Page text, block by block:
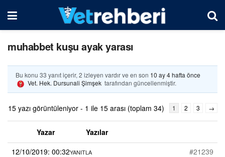
muhabbet kuşu ayak yarası
Bu konu 33 yanıt içerir, 2 izleyen vardır ve en son 10 ay 4 hafta önce
Vet. Hek. Dursunali Şimşek tarafından güncellenmiştir.
15 yazı görüntüleniyor - 1 ile 15 arası (toplam 34) 1 2 3 →
Yazar
Yazılar
12/10/2019: 00:32
#21239
YANITLA